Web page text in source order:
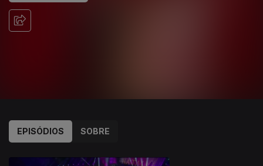
EPISÓDIOS SOBRE